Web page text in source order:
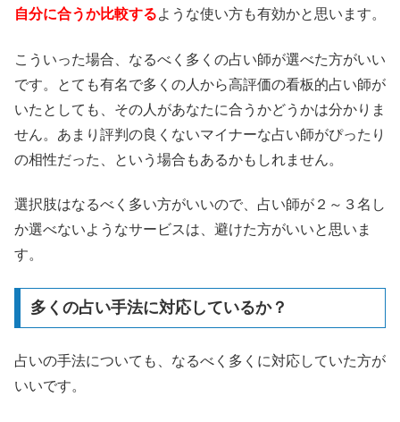
自分に合うか比較するような使い方も有効かと思います。
こういった場合、なるべく多くの占い師が選べた方がいい
です。とても有名で多くの人から高評価の看板的占い師が
いたとしても、その人があなたに合うかどうかは分かりま
せん。あまり評判の良くないマイナーな占い師がぴったり
の相性だった、という場合もあるかもしれません。
選択肢はなるべく多い方がいいので、占い師が２～３名し
か選べないようなサービスは、避けた方がいいと思いま
す。
多くの占い手法に対応しているか？
占いの手法についても、なるべく多くに対応していた方が
いいです。